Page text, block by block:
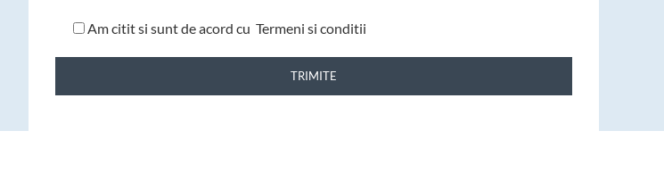
Am citit si sunt de acord cu Termeni si conditii
TRIMITE